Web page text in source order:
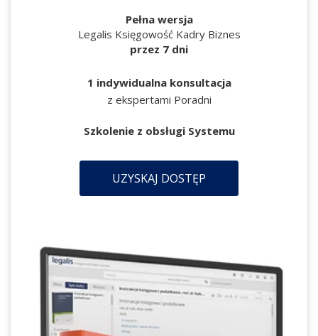
Pełna wersja
Legalis Księgowość Kadry Biznes
przez 7 dni
1 indywidualna konsultacja
z ekspertami Poradni
Szkolenie z obsługi Systemu
UZYSKAJ DOSTĘP